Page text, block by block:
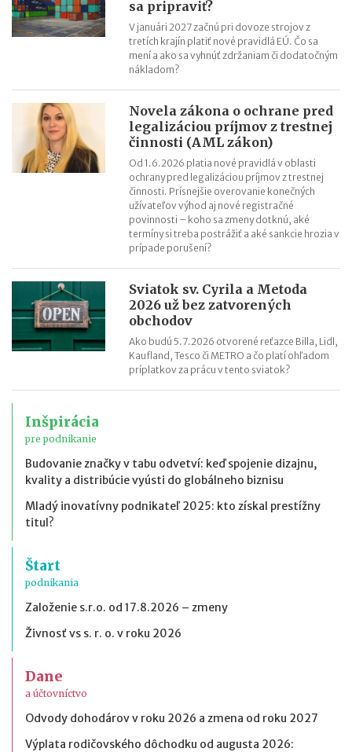
sa pripraviť?
V januári 2027 začnú pri dovoze strojov z
tretích krajín platiť nové pravidlá EÚ. Čo sa
mení a ako sa vyhnúť zdržaniam či dodatočným
nákladom?
Novela zákona o ochrane pred
legalizáciou príjmov z trestnej
činnosti (AML zákon)
Od 1.6.2026 platia nové pravidlá v oblasti
ochrany pred legalizáciou príjmov z trestnej
činnosti. Prísnejšie overovanie konečných
užívateľov výhod aj nové registračné
povinnosti – koho sa zmeny dotknú, aké
termíny si treba postrážiť a aké sankcie hrozia v
prípade porušení?
Sviatok sv. Cyrila a Metoda
2026 už bez zatvorených
obchodov
Ako budú 5.7.2026 otvorené reťazce Billa, Lidl,
Kaufland, Tesco či METRO a čo platí ohľadom
príplatkov za prácu v tento sviatok?
Inšpirácia
pre podnikanie
Budovanie značky v tabu odvetví: keď spojenie dizajnu,
kvality a distribúcie vyústi do globálneho biznisu
Mladý inovatívny podnikateľ 2025: kto získal prestížny
titul?
Štart
podnikania
Založenie s.r.o. od 17.8.2026 – zmeny
Živnosť vs s. r. o. v roku 2026
Dane
a účtovníctvo
Odvody dohodárov v roku 2026 a zmena od roku 2027
Výplata rodičovského dôchodku od augusta 2026: